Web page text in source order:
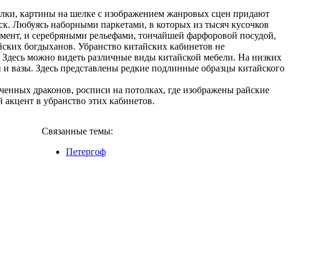
картины на шелке с изображением жанровых сцен придают
Любуясь наборными паркетами, в которых из тысяч кусочков
и серебряными рельефами, тончайшей фарфоровой посудой,
богдыханов. Убранство китайских кабинетов не
можно видеть различные виды китайской мебели. На низких
и вазы. Здесь представлены редкие подлинные образцы китайского
драконов, росписи на потолках, где изображены райские
в убранство этих кабинетов.
Связанные темы:
Петергоф